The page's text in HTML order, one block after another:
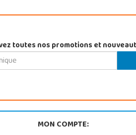
toutes nos promotions et
MON COMPTE: